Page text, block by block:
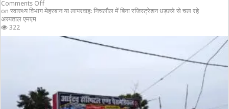
Comments Off
on स्वास्थ्य विभाग मेहरबान या लापरवाह: निचलौल में बिना रजिस्ट्रेशन धड़ल्ले से चल रहे
अस्पताल एमएम
322